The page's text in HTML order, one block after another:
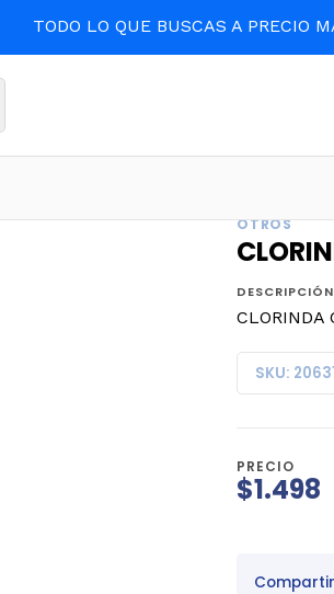
TODO LO QUE BUSCAS A PRECIO
OTROS
DESCRIPCIÓN
CLORINDA
SKU:
PRECIO
$1.498